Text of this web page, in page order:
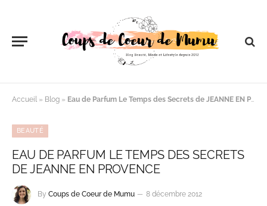
Accueil » Blog » Eau de Parfum Le Temps des Secrets de JEANNE EN PROVENCE
BEAUTÉ
EAU DE PARFUM LE TEMPS DES SECRETS
DE JEANNE EN PROVENCE
By Coups de Coeur de Mumu
8 décembre 2012